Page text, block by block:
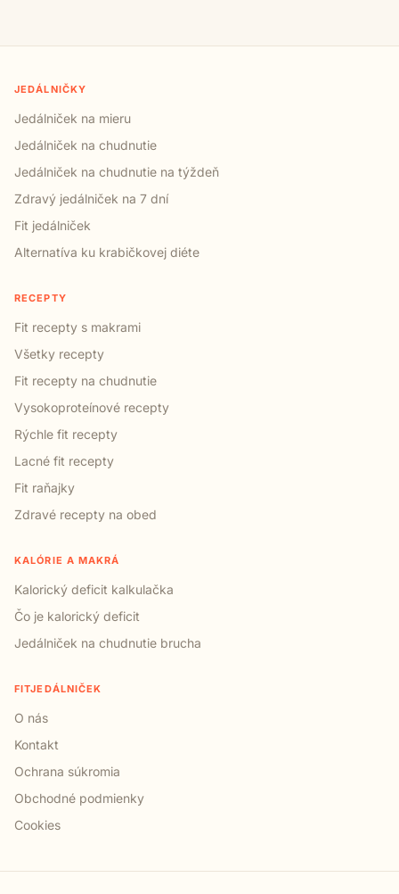
JEDÁLNIČKY
Jedálniček na mieru
Jedálniček na chudnutie
Jedálniček na chudnutie na týždeň
Zdravý jedálniček na 7 dní
Fit jedálniček
Alternatíva ku krabičkovej diéte
RECEPTY
Fit recepty s makrami
Všetky recepty
Fit recepty na chudnutie
Vysokoproteínové recepty
Rýchle fit recepty
Lacné fit recepty
Fit raňajky
Zdravé recepty na obed
KALÓRIE A MAKRÁ
Kalorický deficit kalkulačka
Čo je kalorický deficit
Jedálniček na chudnutie brucha
FITJEDÁLNIČEK
O nás
Kontakt
Ochrana súkromia
Obchodné podmienky
Cookies